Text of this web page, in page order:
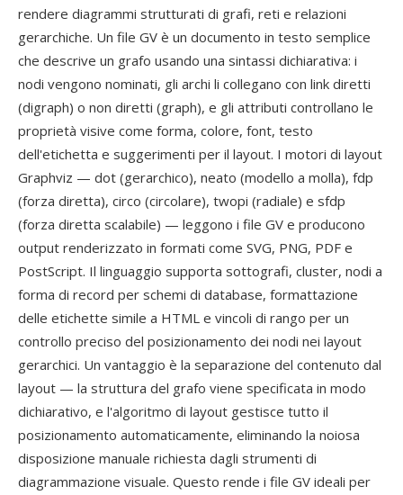
rendere diagrammi strutturati di grafi, reti e relazioni
gerarchiche. Un file GV è un documento in testo semplice
che descrive un grafo usando una sintassi dichiarativa: i
nodi vengono nominati, gli archi li collegano con link diretti
(digraph) o non diretti (graph), e gli attributi controllano le
proprietà visive come forma, colore, font, testo
dell'etichetta e suggerimenti per il layout. I motori di layout
Graphviz — dot (gerarchico), neato (modello a molla), fdp
(forza diretta), circo (circolare), twopi (radiale) e sfdp
(forza diretta scalabile) — leggono i file GV e producono
output renderizzato in formati come SVG, PNG, PDF e
PostScript. Il linguaggio supporta sottografi, cluster, nodi a
forma di record per schemi di database, formattazione
delle etichette simile a HTML e vincoli di rango per un
controllo preciso del posizionamento dei nodi nei layout
gerarchici. Un vantaggio è la separazione del contenuto dal
layout — la struttura del grafo viene specificata in modo
dichiarativo, e l'algoritmo di layout gestisce tutto il
posizionamento automaticamente, eliminando la noiosa
disposizione manuale richiesta dagli strumenti di
diagrammazione visuale. Questo rende i file GV ideali per